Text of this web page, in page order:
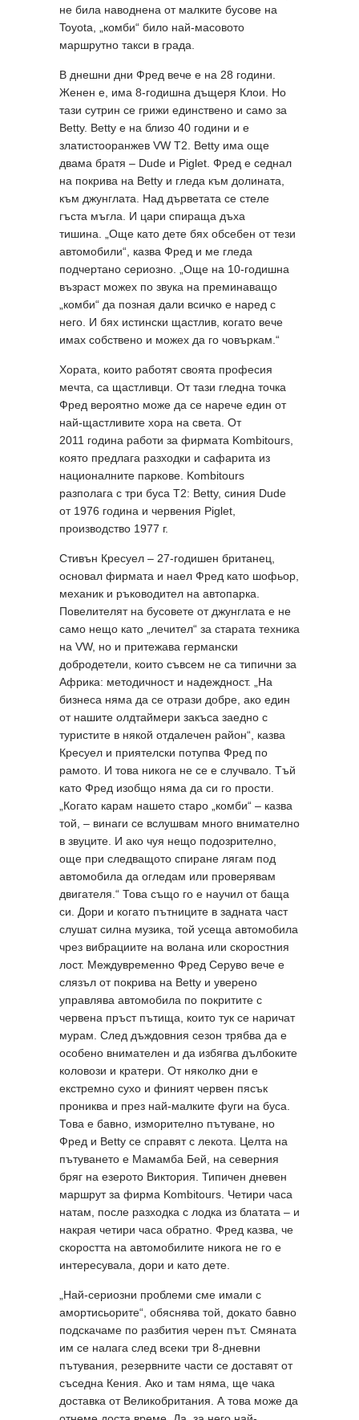
не била наводнена от малките бусове на
Toyota, „комби“ било най-масовото
маршрутно такси в града.
В днешни дни Фред вече е на 28 години.
Женен е, има 8-годишна дъщеря Клои. Но
тази сутрин се грижи единствено и само за
Betty. Betty е на близо 40 години и е
златистооранжев VW T2. Betty има още
двама братя – Dude и Piglet. Фред е седнал
на покрива на Betty и гледа към долината,
към джунглата. Над дърветата се стеле
гъста мъгла. И цари спираща дъха
тишина. „Още като дете бях обсебен от тези
автомобили“, казва Фред и ме гледа
подчертано сериозно. „Още на 10-годишна
възраст можех по звука на преминаващо
„комби“ да позная дали всичко е наред с
него. И бях истински щастлив, когато вече
имах собствено и можех да го човъркам.“
Хората, които работят своята професия
мечта, са щастливци. От тази гледна точка
Фред вероятно може да се нарече един от
най-щастливите хора на света. От
2011 година работи за фирмата Kombitours,
която предлага разходки и сафарита из
националните паркове. Kombitours
разполага с три буса T2: Betty, синия Dude
от 1976 година и червения Piglet,
производство 1977 г.
Стивън Кресуел – 27-годишен британец,
основал фирмата и наел Фред като шофьор,
механик и ръководител на автопарка.
Повелителят на бусовете от джунглата е не
само нещо като „лечител“ за старата техника
на VW, но и притежава германски
добродетели, които съвсем не са типични за
Африка: методичност и надеждност. „На
бизнеса няма да се отрази добре, ако един
от нашите олдтаймери закъса заедно с
туристите в някой отдалечен район“, казва
Кресуел и приятелски потупва Фред по
рамото. И това никога не се е случвало. Тъй
като Фред изобщо няма да си го прости.
„Когато карам нашето старо „комби“ – казва
той, – винаги се вслушвам много внимателно
в звуците. И ако чуя нещо подозрително,
още при следващото спиране лягам под
автомобила да огледам или проверявам
двигателя.“ Това също го е научил от баща
си. Дори и когато пътниците в задната част
слушат силна музика, той усеща автомобила
чрез вибрациите на волана или скоростния
лост. Междувременно Фред Серуво вече е
слязъл от покрива на Betty и уверено
управлява автомобила по покритите с
червена пръст пътища, които тук се наричат
мурам. След дъждовния сезон трябва да е
особено внимателен и да избягва дълбоките
коловози и кратери. От няколко дни е
екстремно сухо и финият червен пясък
прониква и през най-малките фуги на буса.
Това е бавно, изморително пътуване, но
Фред и Betty се справят с лекота. Целта на
пътуването е Мамамба Бей, на северния
бряг на езерото Виктория. Типичен дневен
маршрут за фирма Kombitours. Четири часа
натам, после разходка с лодка из блатата – и
накрая четири часа обратно. Фред казва, че
скоростта на автомобилите никога не го е
интересувала, дори и като дете.
„Най-сериозни проблеми сме имали с
амортисьорите“, обяснява той, докато бавно
подскачаме по разбития черен път. Смяната
им се налага след всеки три 8-дневни
пътувания, резервните части се доставят от
съседна Кения. Ако и там няма, ще чака
доставка от Великобритания. А това може да